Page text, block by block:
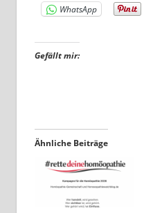
WhatsApp
Gefällt mir:
Ähnliche Beiträge